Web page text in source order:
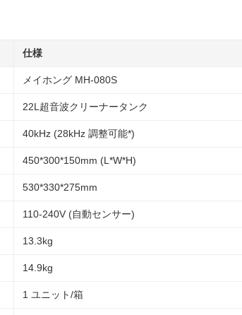
仕様
メイホング MH-080S
22L超音波クリーナータンク
40kHz (28kHz 調整可能*)
450*300*150mm (L*W*H)
530*330*275mm
110-240V (自動センサー)
13.3kg
14.9kg
1 ユニット/箱